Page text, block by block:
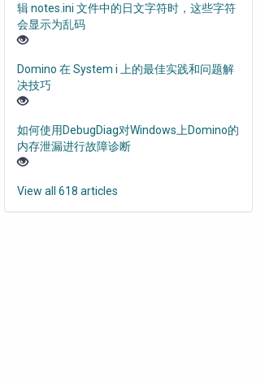
辑 notes.ini 文件中的日文字符时，这些字符
会显示为乱码
Domino 在 System i 上的最佳实践和问题解
决技巧
如何使用DebugDiag对Windows上Domino的
内存泄漏进行故障诊断
View all 618 articles